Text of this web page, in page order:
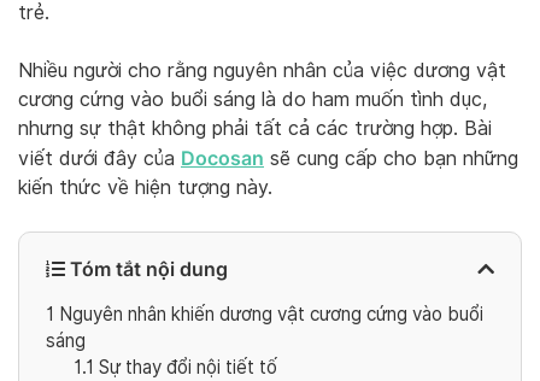
trẻ.
Nhiều người cho rằng nguyên nhân của việc dương vật
cương cứng vào buổi sáng là do ham muốn tình dục,
nhưng sự thật không phải tất cả các trường hợp. Bài
viết dưới đây của Docosan sẽ cung cấp cho bạn những
kiến thức về hiện tượng này.
Tóm tắt nội dung
1 Nguyên nhân khiến dương vật cương cứng vào buổi
sáng
1.1 Sự thay đổi nội tiết tố